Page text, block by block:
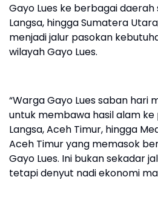
Gayo Lues ke berbagai
Langsa, hingga Sumatera
menjadi jalur pasokan
wilayah Gayo Lues.
“Warga Gayo Lues saban hari
untuk membawa hasil alam
Langsa, Aceh Timur, hingga
Aceh Timur yang memasok
Gayo Lues. Ini bukan sekadar
tetapi denyut nadi ekonomi